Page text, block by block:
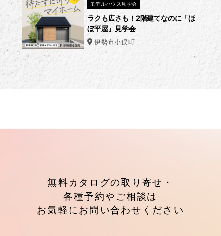
モデルハウス見学会
ラクも広さも！2階建てなのに「ほ
ぼ平屋」見学会
伊勢市小俣町
無料カタログの取り寄せ・
各種予約やご相談は
お気軽にお問い合わせください